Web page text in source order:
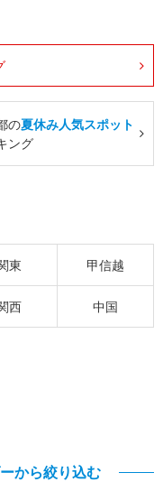
の夏休み人気スポット
ング
東 甲信越
西 中国
から絞り込む